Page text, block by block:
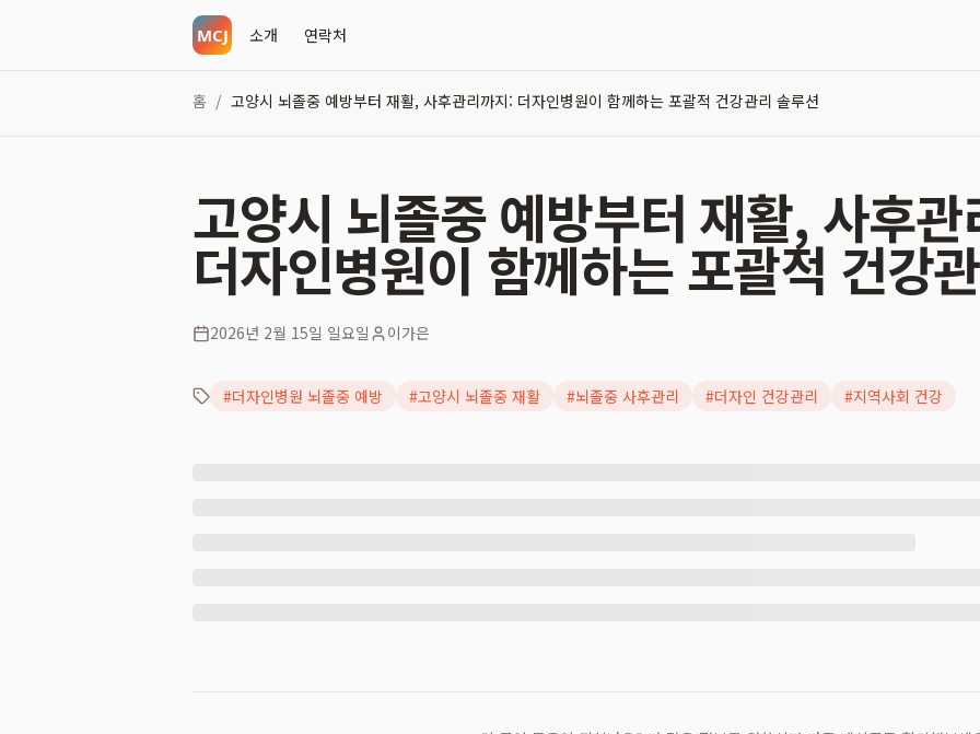
소개 연락처
홈 / 고양시 뇌졸중 예방부터 재활, 사후관리까지: 더자인병원이 함께하는 포괄적 건강관리 솔루션
고양시 뇌졸중 예방부터 재활, 사후
더자인병원이 함께하는 포괄적 건강
2026년 2월 15일 일요일 이가은
#더자인병원 뇌졸중 예방 #고양시 뇌졸중 재활 #뇌졸중 사후관리 #더자인 건강관리 #지역사회 건강